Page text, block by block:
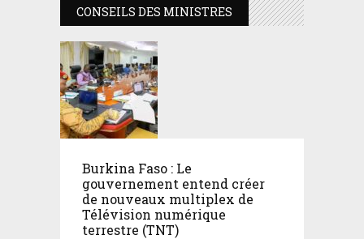
CONSEILS DES MINISTRES
Burkina Faso : Le
gouvernement entend créer
de nouveaux multiplex de
Télévision numérique
terrestre (TNT)